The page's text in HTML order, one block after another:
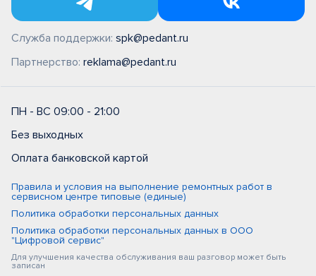
Служба поддержки: spk@pedant.ru
Партнерство: reklama@pedant.ru
ПН - ВС 09:00 - 21:00
Без выходных
Оплата банковской картой
Правила и условия на выполнение ремонтных работ в
сервисном центре типовые (единые)
Политика обработки персональных данных
Политика обработки персональных данных в ООО
"Цифровой сервис"
Для улучшения качества обслуживания ваш разговор может быть
записан